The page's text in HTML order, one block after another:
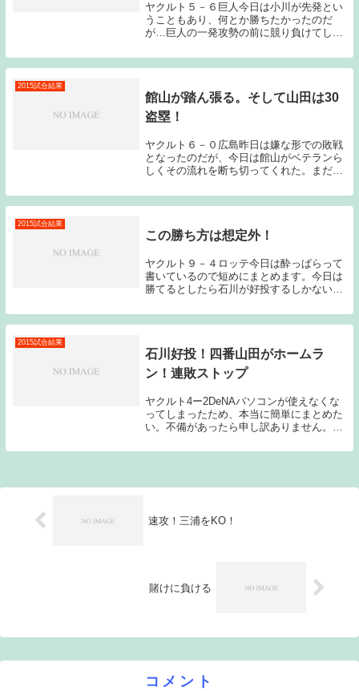
ヤクルト５－６巨人今日は小川が先発とい
うこともあり、何とか勝ちたかったのだ
が…巨人の一発攻勢の前に競り負けてしま
り巨人は野球が上手い。村田の復調も大き
いが、立岡、吉川が実に嫌らしかった。先
2015試合結果
館山が踏ん張る。そして山田は30
盗塁！
ヤクルト６－０広島昨日は嫌な形での敗戦
となったのだが、今日は館山がベテランら
しくその流れを断ち切ってくれた。まだま
館山は今日もコントロールには苦しんでい
たが、ランナーを出してから４つの併殺打
2015試合結果
この勝ち方は想定外！
ヤクルト９－４ロッテ今日は酔っぱらって
書いているので短めにまとめます。今日は
勝てるとしたら石川が好投するしかないと
KOされてしまい、完全な負けパターンか
と感じたのだが、6回に打線が爆発し、ロ
2015試合結果
石川好投！四番山田がホームラ
ン！連敗ストップ
ヤクルト4ー2DeNAパソコンが使えなくな
ってしまったため、本当に簡単にまとめた
い。不備があったら申し訳ありません。先
り試合を作ってくれた。一旦登録を抹消
速攻！三浦をKO！
賭けに負ける
コメント